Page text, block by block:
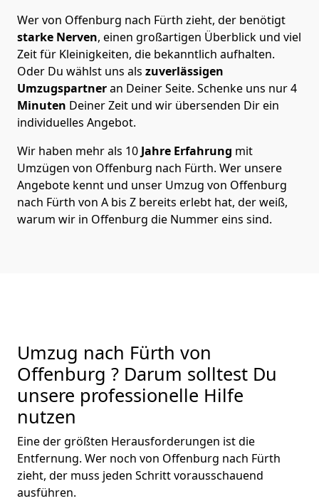
Wer von Offenburg nach Fürth zieht, der benötigt
starke Nerven, einen großartigen Überblick und viel
Zeit für Kleinigkeiten, die bekanntlich aufhalten.
Oder Du wählst uns als zuverlässigen
Umzugspartneran Deiner Seite. Schenke uns nur4
Minuten Deiner Zeit und wir übersenden Dir ein
individuelles Angebot.
Wir haben mehr als 10 Jahre Erfahrung mit
Umzügen von Offenburg nach Fürth. Wer unsere
Angebote kennt und unser Umzug von Offenburg
nach Fürth von A bis Z bereits erlebt hat, der weiß,
warum wir in Offenburg die Nummer eins sind.
Umzug nach Fürth von
Offenburg ? Darum solltest Du
unsere professionelle Hilfe
nutzen
Eine der größten Herausforderungen ist die
Entfernung. Wer noch von Offenburg nach Fürth
zieht, der muss jeden Schritt vorausschauend
ausführen.